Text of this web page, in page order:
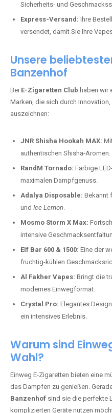
Sicherheits- und
Express-Versand: Ihre
versendet, damit Sie Ihre
Unsere
Banzenhof
Bei E-Zigaretten Club haben wir
Marken, die sich durch
auszeichnen:
JNR Shisha Hookah MAX:
authentischen Shisha-Aromen.
RandM Tornado: Farbige
maximalen Dampfgenuss.
Adalya Disposable: Bekannt
und Ice Lemon.
Mosmo Storm X Max:
intensive
Elf Bar 600 & 1500: Eine der
fruchtig-kühlen
Al Fakher Vapes: Bringt die
modernes Einwegformat.
Crystal Pro: Elegantes
ein intensives Erlebnis.
Warum sind
Wahl?
Einweg E-Zigaretten bieten eine
das Dampfen zu genießen.
Banzenhof sind sie die perfekte
komplizierten Geräte nutzen